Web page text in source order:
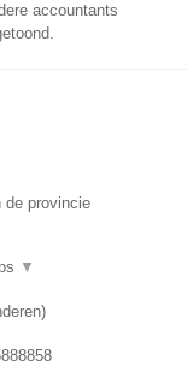
accountants
de provincie
▼
)